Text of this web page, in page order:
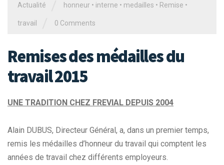
Actualité honneur • interne • medailles • Remise •
travail 0 Comments
Remises des médailles du
travail 2015
UNE TRADITION CHEZ FREVIAL DEPUIS 2004
Alain DUBUS, Directeur Général, a, dans un premier temps,
remis les médailles d’honneur du travail qui comptent les
années de travail chez différents employeurs.